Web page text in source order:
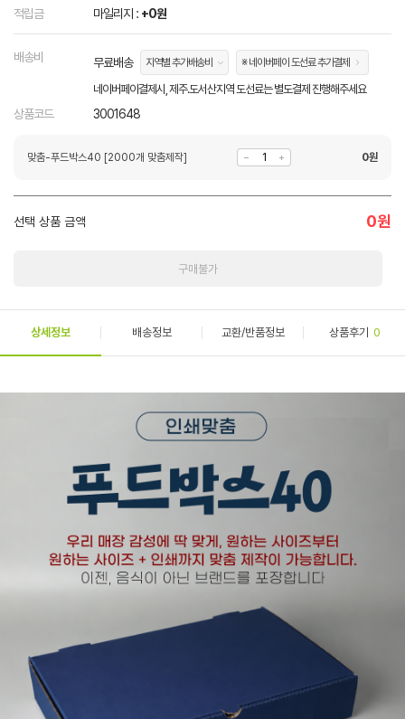
적립금 마일리지 : +0원
배송비 무료배송 지역별 추가배송비 ※ 네이버페이 도선료 추가결제
네이버페이결제시, 제주.도서산지역 도선료는 별도결제 진행해주세요
상품코드 3001648
맞춤-푸드박스40 [2000개 맞춤제작] 0원
선택 상품 금액 0원
구매불가
상세정보 배송정보 교환/반품정보 상품후기 0